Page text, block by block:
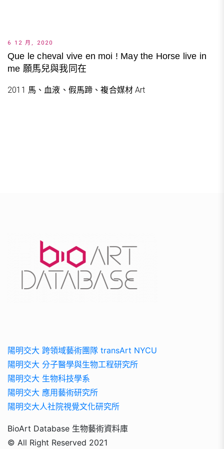
6 12 月, 2020
Que le cheval vive en moi ! May the Horse live in
me 願馬兒與我同在
2011 馬、血液、假馬蹄、複合媒材 Art
陽明交大 跨領域藝術團隊 transArt NYCU
陽明交大 分子醫學與生物工程研究所
陽明交大 生物科技學系
陽明交大 應用藝術研究所
陽明交大人社院視覺文化研究所
BioArt Database 生物藝術資料庫
© All Right Reserved 2021